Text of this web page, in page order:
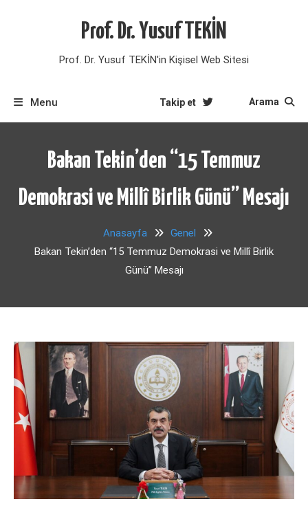
Prof. Dr. Yusuf TEKİN
Prof. Dr. Yusuf TEKİN'in Kişisel Web Sitesi
Menu Takip et Arama
Bakan Tekin’den “15 Temmuz
Demokrasi ve Millî Birlik Günü” Mesajı
Anasayfa
Genel
Bakan Tekin’den “15 Temmuz Demokrasi ve Millî Birlik
Günü” Mesajı